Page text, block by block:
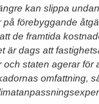
kan slippa
på förebyggande
de framtida
är dags att
och staten agerar för
omfattning,